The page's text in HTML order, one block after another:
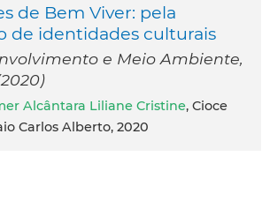
de Bem Viver: pela
de identidades culturais
e Meio Ambiente,
Alcântara Liliane Cristine, Cioce
Carlos Alberto, 2020